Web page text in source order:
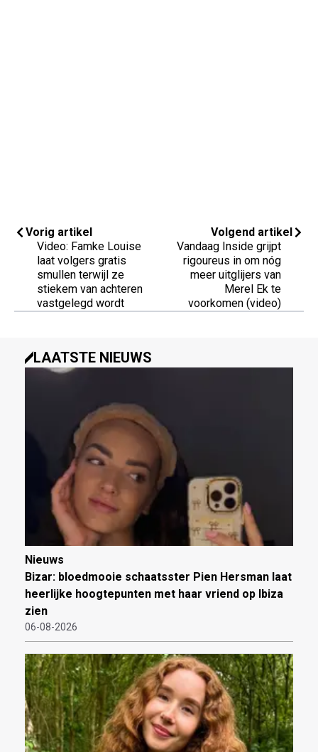
Vorig artikel
Video: Famke Louise
laat volgers gratis
smullen terwijl ze
stiekem van achteren
vastgelegd wordt
Volgend artikel
Vandaag Inside grijpt
rigoureus in om nóg
meer uitglijers van
Merel Ek te
voorkomen (video)
LAATSTE NIEUWS
Nieuws
Bizar: bloedmooie schaatsster Pien Hersman laat
heerlijke hoogtepunten met haar vriend op Ibiza
zien
06-08-2026